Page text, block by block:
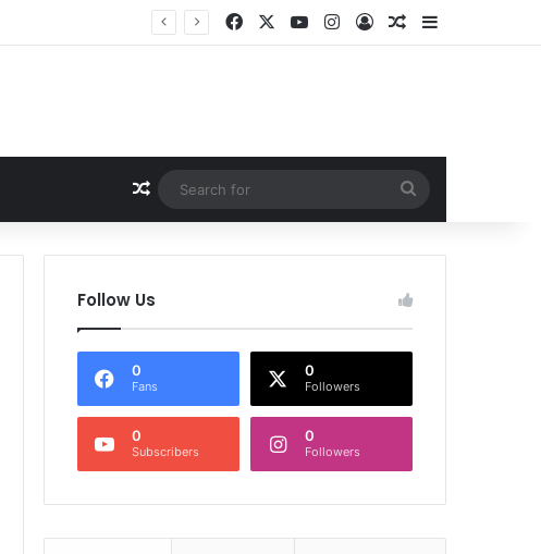
FacebookYouTubeInstagram
Log InRandom Article
Sidebar
Random Article
for
Follow Us
0
Fans
0
Followers
0
Subscribers
0
Followers